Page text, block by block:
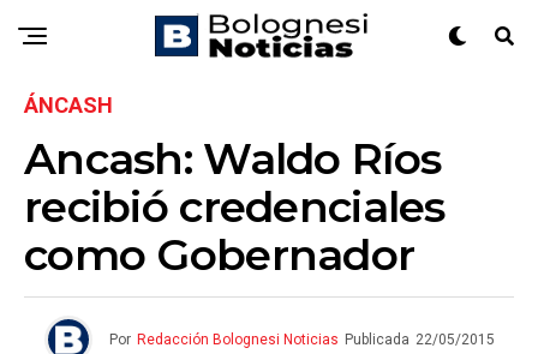
ÁNCASH
Ancash: Waldo Ríos
recibió credenciales
como Gobernador
Por Redacción Bolognesi Noticias Publicada 22/05/2015